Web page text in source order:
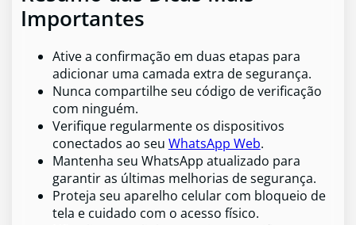
Importantes
Ative a confirmação em duas etapas para
adicionar uma camada extra de segurança.
Nunca compartilhe seu código de verificação
com ninguém.
Verifique regularmente os dispositivos
conectados ao seu WhatsApp Web.
Mantenha seu WhatsApp atualizado para
garantir as últimas melhorias de segurança.
Proteja seu aparelho celular com bloqueio de
tela e cuidado com o acesso físico.